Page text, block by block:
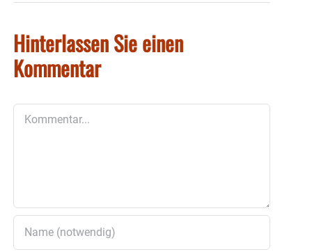
Hinterlassen Sie einen
Kommentar